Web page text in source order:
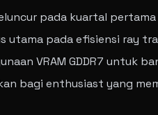
pada kuartal
utama pada efisiensi ray
VRAM GDDR7 untuk
bagi enthusiast yang